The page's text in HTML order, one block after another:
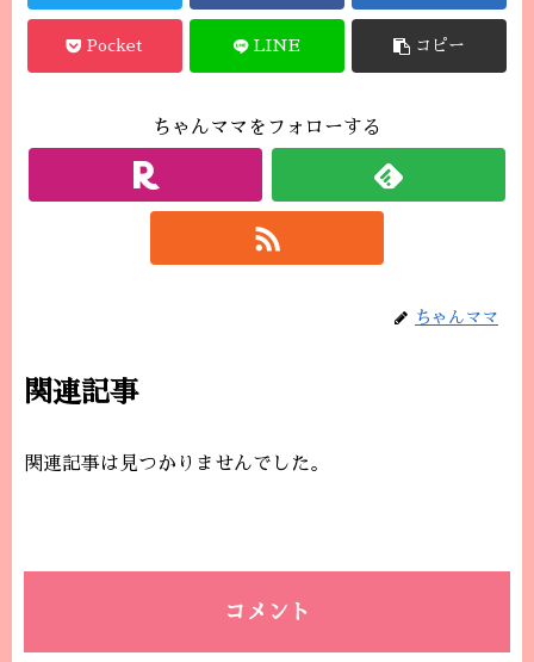
Pocket LINE コピー
ちゃんママをフォローする
ちゃんママ
関連記事
関連記事は見つかりませんでした。
コメント